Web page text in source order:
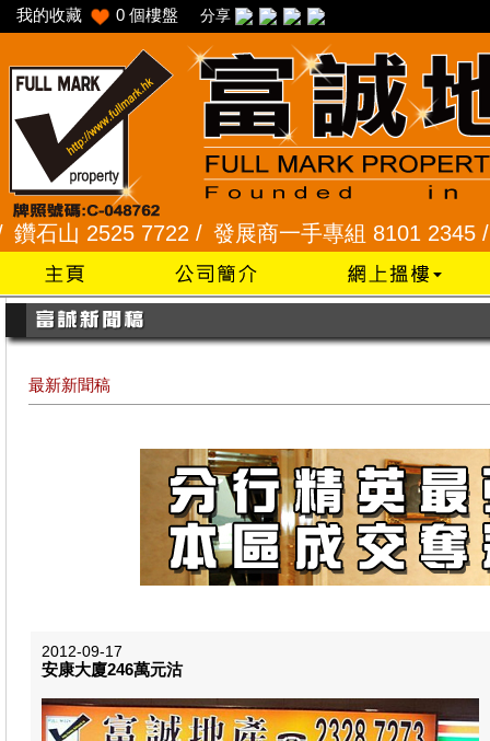
我的收藏 0 個樓盤 分享
2525 7722 /發展商一手專組 8101 2345 /采頣
最新新聞稿
2012-09-17
安康大廈246萬元沽